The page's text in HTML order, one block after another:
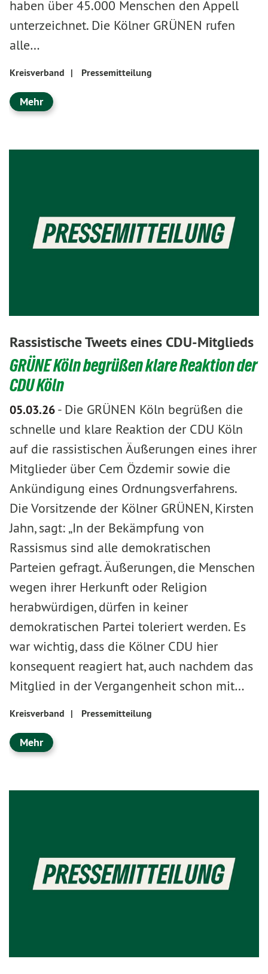
haben über 45.000 Menschen den Appell
unterzeichnet. Die Kölner GRÜNEN rufen
alle…
Kreisverband | Pressemitteilung
Mehr
Rassistische Tweets eines CDU-Mitglieds
GRÜNE Köln begrüßen klare Reaktion der
CDU Köln
05.03.26- Die GRÜNEN Köln begrüßen die
schnelle und klare Reaktion der CDU Köln
auf die rassistischen Äußerungen eines ihrer
Mitglieder über Cem Özdemir sowie die
Ankündigung eines Ordnungsverfahrens.
Die Vorsitzende der Kölner GRÜNEN, Kirsten
Jahn, sagt: „In der Bekämpfung von
Rassismus sind alle demokratischen
Parteien gefragt. Äußerungen, die Menschen
wegen ihrer Herkunft oder Religion
herabwürdigen, dürfen in keiner
demokratischen Partei toleriert werden. Es
war wichtig, dass die Kölner CDU hier
konsequent reagiert hat, auch nachdem das
Mitglied in der Vergangenheit schon mit…
Kreisverband | Pressemitteilung
Mehr